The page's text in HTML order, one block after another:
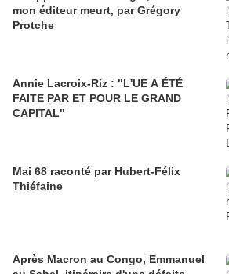
mon éditeur meurt, par Grégory
Protche
Annie Lacroix-Riz : "L'UE A ÉTÉ
FAITE PAR ET POUR LE GRAND
CAPITAL"
Mai 68 raconté par Hubert-Félix
Thiéfaine
Après Macron au Congo, Emmanuel